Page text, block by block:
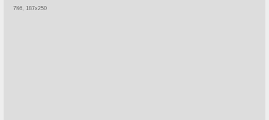
Сколько людей потребуется для обслуживания подобной
7Кб, 187x250